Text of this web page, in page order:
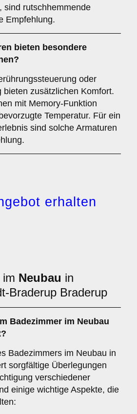
sind rutschhemmende
Empfehlung.
bieten besondere
oder
bieten zusätzlichen Komfort.
mit Memory-Funktion
Temperatur. Für ein
sind solche Armaturen
erhalten
im Neubau in
Braderup Braderup
Badezimmer im Neubau
Badezimmers im Neubau in
sorgfältige Überlegungen
verschiedener
einige wichtige Aspekte, die